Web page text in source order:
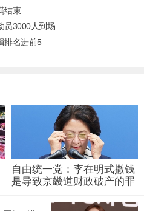
结束
员3000人到场
排名进前5
自由统一党：李在明式撒钱
是导致京畿道财政破产的罪